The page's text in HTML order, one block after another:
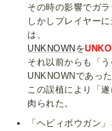
その時の影響でガラ
しかしプレイヤー
は、
UNKNOWN をUNKO
それ以前からも「
UNKNOWNであった
この誤植により「
肉られた。
「ヘビィボウガン